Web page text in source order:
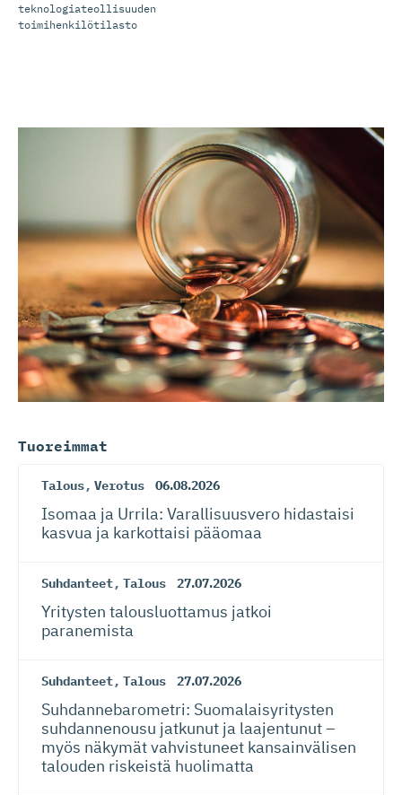
teknologiateollisuuden
toimihenkilötilasto
Tuoreimmat
Talous, Verotus 06.08.2026
Isomaa ja Urrila: Varallisuusvero hidastaisi
kasvua ja karkottaisi pääomaa
Suhdanteet, Talous 27.07.2026
Yritysten talousluottamus jatkoi
paranemista
Suhdanteet, Talous 27.07.2026
Suhdanneba­ro­metri: Suomalaisy­ri­tysten
suhdannenousu jatkunut ja laajentunut –
myös näkymät vahvistuneet kansainvälisen
talouden riskeistä huolimatta